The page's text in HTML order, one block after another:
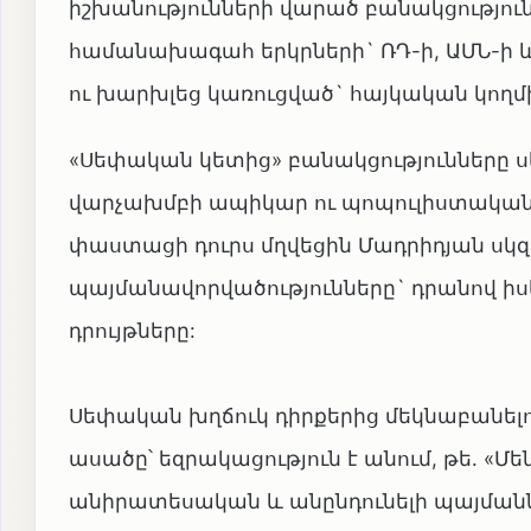
իշխանությունների վարած
համանախագահ երկրների` ՌԴ-ի, ԱՄՆ-ի
ու խարխլեց կառուցված` հայկական
«Սեփական կետից»
վարչախմբի ապիկար ու
փաստացի դուրս մղվեցին Մադրիդյան
պայմանավորվածությունները` դրանով
դրույթները:
Սեփական խղճուկ դիրքերից
ասածը՝ եզրակացություն է անում, թե.
անիրատեսական և անընդունելի